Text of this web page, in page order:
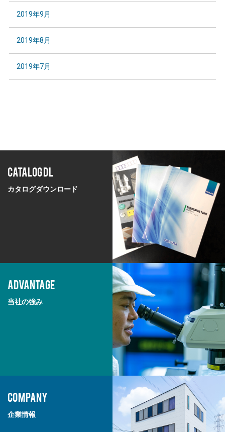
2019年9月
2019年8月
2019年7月
CATALOG DL
カタログダウンロード
ADVANTAGE
当社の強み
COMPANY
企業情報